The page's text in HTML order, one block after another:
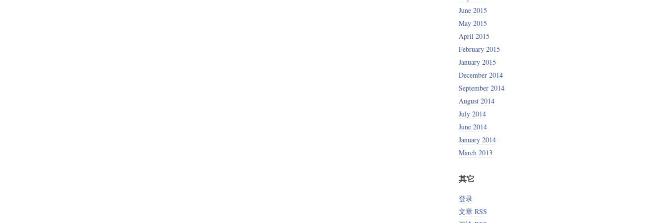
June 2015
May 2015
April 2015
February 2015
January 2015
December 2014
September 2014
August 2014
July 2014
June 2014
January 2014
March 2013
其它
登录
文章 RSS